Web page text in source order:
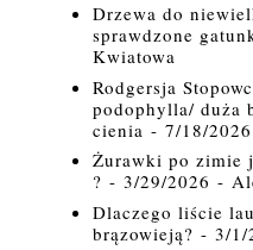
Drzewa do
sprawdzone
Kwiatowa
Rodgersja
podophylla/ duża
cienia - 7/18/2026
Żurawki po zimie
? - 3/29/2026 -
Dlaczego liście
brązowieją? - 3/1/